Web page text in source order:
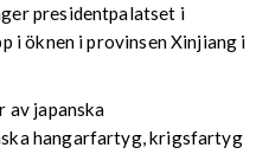
presidentpalatset i
i öknen i provinsen Xinjiang i
av japanska
hangarfartyg, krigsfartyg